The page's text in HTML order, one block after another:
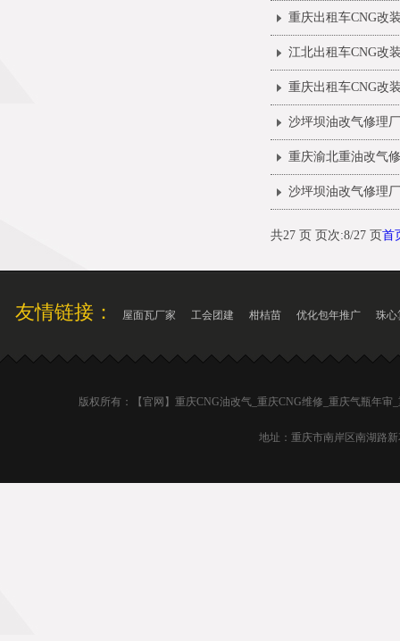
重庆出租车CNG改
江北出租车CNG改
重庆出租车CNG改
沙坪坝油改气修理
重庆渝北重油改气
沙坪坝油改气修理
共27 页 页次:8/27 页首
友情链接： 屋面瓦厂家 工会团建 柑桔苗 优化包年推广 珠心
版权所有：【官网】重庆CNG油改气_重庆CNG维修_重庆气瓶年
地址：重庆市南岸区南湖路